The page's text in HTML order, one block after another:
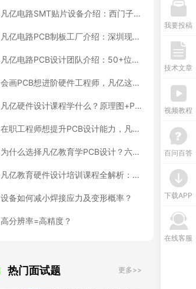
凡亿电路SMT贴片设备介绍：西门子全自动产线+ASM贴片机配置
凡亿电路PCB制板工厂介绍：深圳现代化厂房实拍
凡亿电路PCB设计团队介绍：50+位资深工程师，每年2000+款设计经验
会画PCB想进阶硬件工程师，凡亿这类课程适合你
凡亿硬件设计课程学什么？原理图+PCB+调试一条龙
在职工程师想提升PCB设计能力，凡亿哪类课程适合你
为什么选择凡亿教育学PCB设计？六大课程优势详解
凡亿教育硬件设计培训课程全解析：从电路到系统完整覆盖
设备如何减小焊接应力及变形概率？
高分辨率=高精度？
热门面试题 更多>>
我要投稿
技术文章
视频教程
百问百答
下载APP
在线客服